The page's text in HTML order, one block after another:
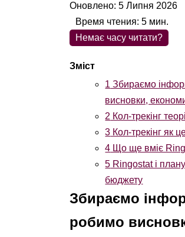
Оновлено: 5 Липня 2026
Немає часу читати?
1 Збираємо
висновки,
2 Кол-трекінг
3 Кол-трекінг як
4 Що ще вміє
5 Ringostat і
бюджету
Время чтения:5 мин.
Збираємо
робимо